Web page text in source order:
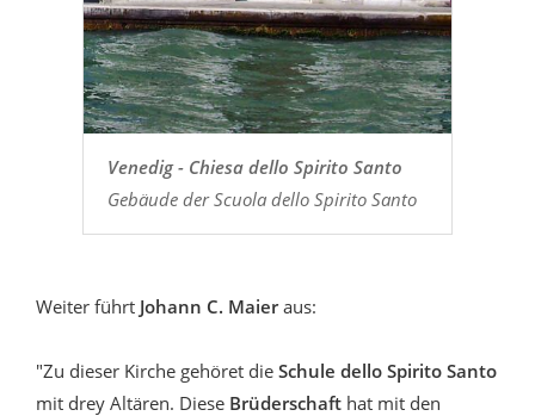
Venedig - Chiesa dello Spirito Santo
Gebäude der Scuola dello Spirito Santo
Weiter führt Johann C. Maieraus:
"Zu dieser Kirche gehöret die Schule dello Spirito Santo
mit drey Altären. Diese Brüderschaft hat mit den